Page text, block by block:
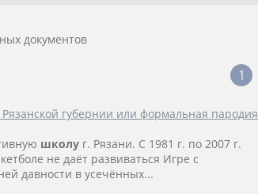
документов
1
губернии или формальная пародия
школу г. Рязани. С 1981 г. по 2007 г.
не даёт развиваться Игре с
давности в усечённых...